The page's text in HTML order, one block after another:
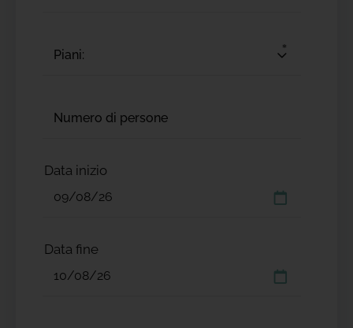
Piani:
Data inizio
Data fine